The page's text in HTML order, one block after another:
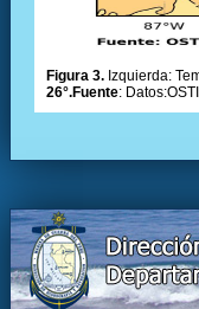
Figura 3. Izquierda:
26°.Fuente: